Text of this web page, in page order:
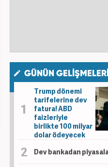
GÜNÜN GELİŞMELERİ
Trump dönemi
tarifelerine dev
fatura! ABD
faizleriyle
birlikte 100 milyar
dolar ödeyecek